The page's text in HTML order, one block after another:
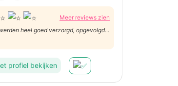
Meer reviews zien
heel goed verzorgd, opgevolgd
eten, drinken en aandacht voorzien.
zorgen voor veertien dagen op
terwijl onze viervoeters in goede
professioneel, netjes en correct.
profiel bekijken